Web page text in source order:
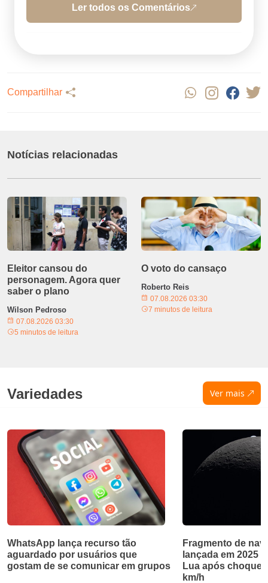
Ler todos os Comentários
Compartilhar
Notícias relacionadas
Eleitor cansou do
personagem. Agora quer
saber o plano
Wilson Pedroso
07.08.2026 03:30
5 minutos de leitura
O voto do cansaço
Roberto Reis
07.08.2026 03:30
7 minutos de leitura
Variedades Ver mais
WhatsApp lança recurso tão
aguardado por usuários que
gostam de se comunicar em grupos
Fragmento de
lançada em 2025
Lua após choque
km/h